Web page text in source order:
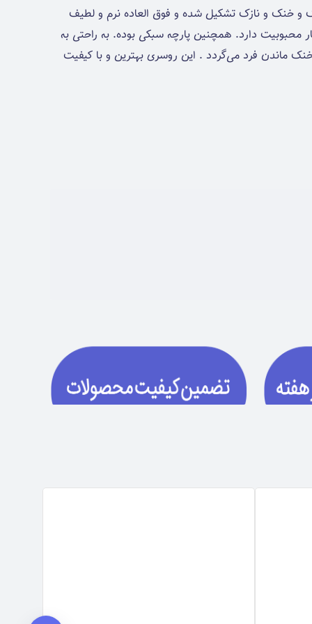
خنک و نازک تشکیل شده و فوق العاده نرم و لطیف
محبوبیت دارد. همچنین پارچه سبکی بوده. به راحتی به
ماندن فرد می‌گردد . این روسری بهترین و با کیفیت